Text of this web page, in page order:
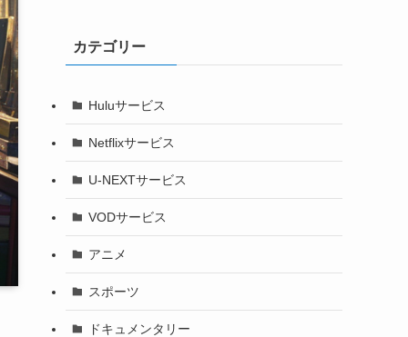
カテゴリー
Huluサービス
Netflixサービス
U-NEXTサービス
VODサービス
アニメ
スポーツ
ドキュメンタリー